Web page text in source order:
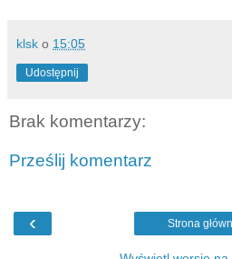
klsk o 15:05
Udostępnij
Brak komentarzy:
Prześlij komentarz
‹ Strona